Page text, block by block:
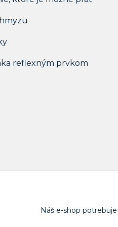
reflexným prvkom
Náš e-shop potrebuje